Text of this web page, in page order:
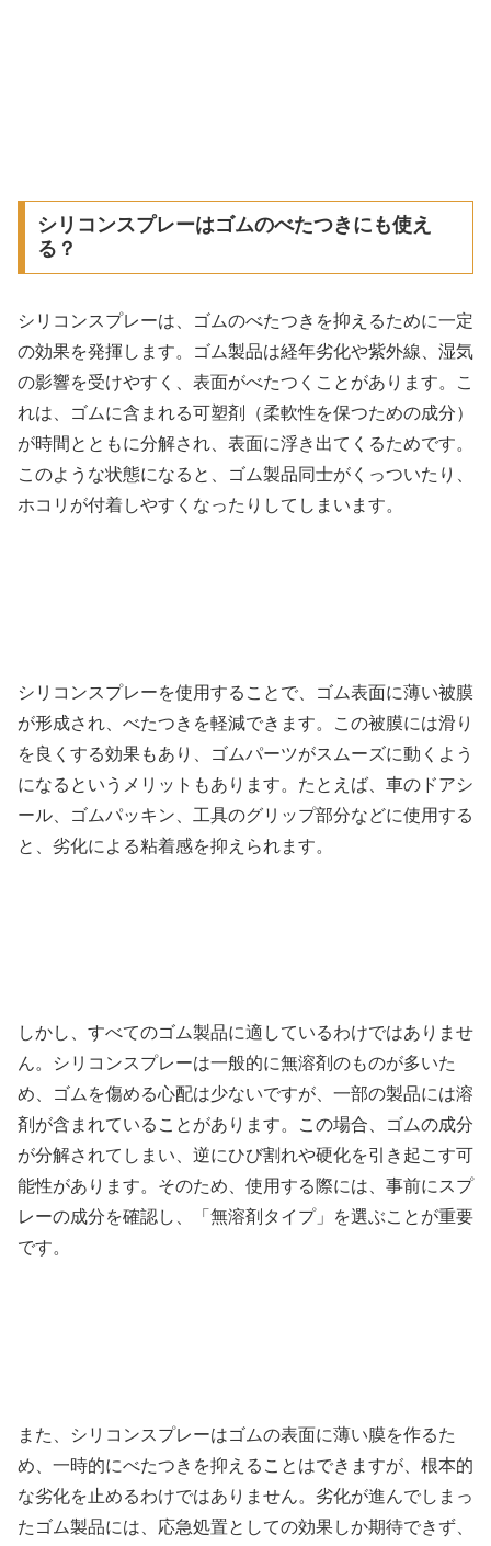
シリコンスプレーはゴムのべたつきにも使え
る？
シリコンスプレーは、ゴムのべたつきを抑えるために一定
の効果を発揮します。ゴム製品は経年劣化や紫外線、湿気
の影響を受けやすく、表面がべたつくことがあります。こ
れは、ゴムに含まれる可塑剤（柔軟性を保つための成分）
が時間とともに分解され、表面に浮き出てくるためです。
このような状態になると、ゴム製品同士がくっついたり、
ホコリが付着しやすくなったりしてしまいます。
シリコンスプレーを使用することで、ゴム表面に薄い被膜
が形成され、べたつきを軽減できます。この被膜には滑り
を良くする効果もあり、ゴムパーツがスムーズに動くよう
になるというメリットもあります。たとえば、車のドアシ
ール、ゴムパッキン、工具のグリップ部分などに使用する
と、劣化による粘着感を抑えられます。
しかし、すべてのゴム製品に適しているわけではありませ
ん。シリコンスプレーは一般的に無溶剤のものが多いた
め、ゴムを傷める心配は少ないですが、一部の製品には溶
剤が含まれていることがあります。この場合、ゴムの成分
が分解されてしまい、逆にひび割れや硬化を引き起こす可
能性があります。そのため、使用する際には、事前にスプ
レーの成分を確認し、「無溶剤タイプ」を選ぶことが重要
です。
また、シリコンスプレーはゴムの表面に薄い膜を作るた
め、一時的にべたつきを抑えることはできますが、根本的
な劣化を止めるわけではありません。劣化が進んでしまっ
たゴム製品には、応急処置としての効果しか期待できず、